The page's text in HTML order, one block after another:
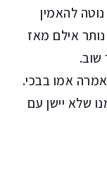
להאמין
אילם מאז
שוב.
אמו בבכי.
שלא יישן עם